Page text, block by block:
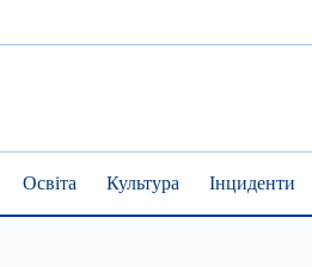
Освіта Культура Інциденти